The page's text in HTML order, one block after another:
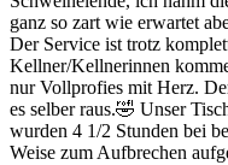
ganz so zart wie erwartet
Der Service ist trotz
Kellner/Kellnerinnen
nur Vollprofies mit Herz.
es selber raus.🤣 Unser
wurden 4 1/2 Stunden bei
Weise zum Aufbrechen